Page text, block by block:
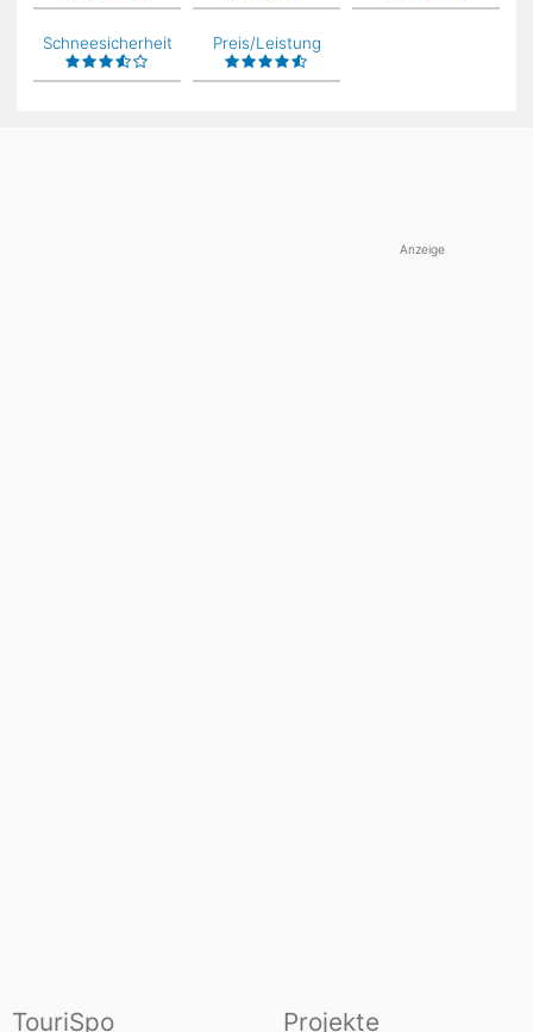
Schneesicherheit Preis/Leistung
Anzeige
TouriSpo Projekte